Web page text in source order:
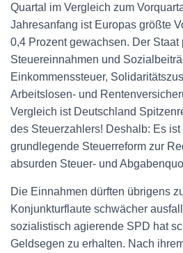
Quartal im Vergleich zum
Jahresanfang ist Europas größte
0,4 Prozent gewachsen. Der Staat
Steuereinnahmen und
Einkommenssteuer,
Arbeitslosen- und
Vergleich ist Deutschland
des Steuerzahlers! Deshalb: Es
grundlegende Steuerreform zur
absurden Steuer- und
Die Einnahmen dürften übrigens
Konjunkturflaute schwächer
sozialistisch agierende SPD hat
Geldsegen zu erhalten. Nach